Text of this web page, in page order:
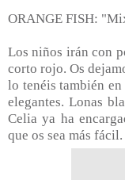
ORANGE FISH:
Los niños irán con
corto rojo. Os
lo tenéis también
elegantes. Lonas
Celia ya ha
que os sea más fácil.